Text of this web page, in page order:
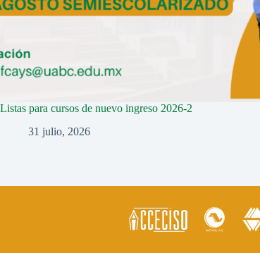
Listas para cursos de nuevo ingreso 2026-2
31 julio, 2026